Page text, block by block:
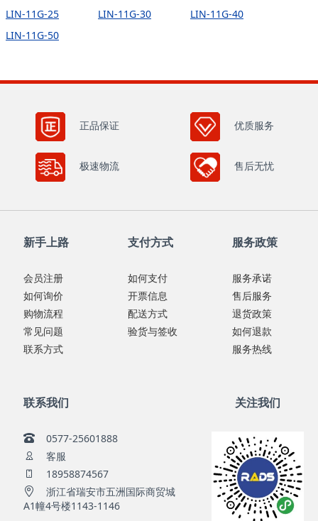
LIN-11G-25
LIN-11G-30
LIN-11G-40
LIN-11G-50
正品保证 优质服务
极速物流 售后无忧
新手上路
会员注册
如何询价
购物流程
常见问题
联系方式
支付方式
如何支付
开票信息
配送方式
验货与签收
服务政策
服务承诺
售后服务
退货政策
如何退款
服务热线
联系我们
0577-25601888
客服
18958874567
浙江省瑞安市五洲国际商贸城
A1幢4号楼1143-1146
关注我们